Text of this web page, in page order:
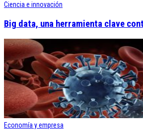
Ciencia e innovación
Big data, una herramienta clave
Economía y empresa